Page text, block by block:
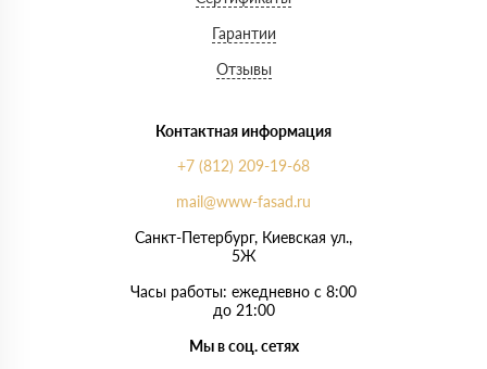
Гарантии
Отзывы
Контактная информация
+7 (812) 209-19-68
mail@www-fasad.ru
Санкт-Петербург, ​Киевская ул.,
5Ж
Часы работы: ежедневно с 8:00
до 21:00
Мы в соц. сетях